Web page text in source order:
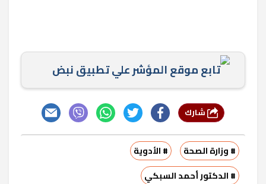
تابع موقع المؤشر علي تطبيق نبض
# وزارة الصحة
# الأدوية
# الدكتور أحمد السبكي